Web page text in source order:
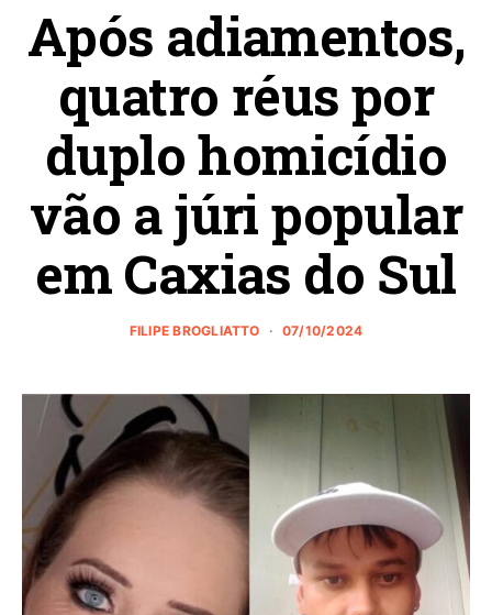
Após adiamentos,
quatro réus por
duplo homicídio
vão a júri popular
em Caxias do Sul
FILIPE BROGLIATTO 07/10/2024